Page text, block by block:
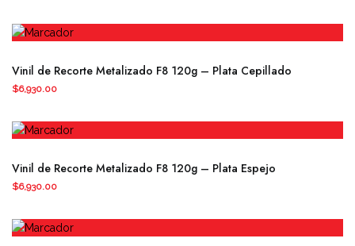
Vinil de Recorte Metalizado F8 120g – Plata Cepillado
$6,930.00
Vinil de Recorte Metalizado F8 120g – Plata Espejo
$6,930.00